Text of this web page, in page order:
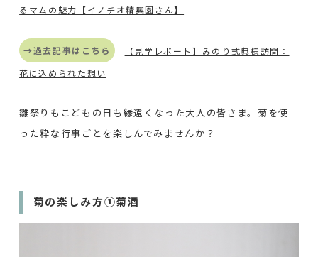
るマムの魅力【イノチオ精興園さん】
→過去記事はこちら
【見学レポート】みのり式典様訪問：
花に込められた想い
雛祭りもこどもの日も縁遠くなった大人の皆さま。菊を使
った粋な行事ごとを楽しんでみませんか？
菊の楽しみ方①菊酒